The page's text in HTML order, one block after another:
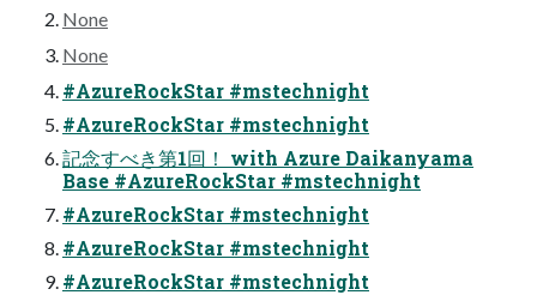
None
None
#AzureRockStar #mstechnight
#AzureRockStar #mstechnight
記念すべき第1回！ with Azure Daikanyama
Base #AzureRockStar #mstechnight
#AzureRockStar #mstechnight
#AzureRockStar #mstechnight
#AzureRockStar #mstechnight